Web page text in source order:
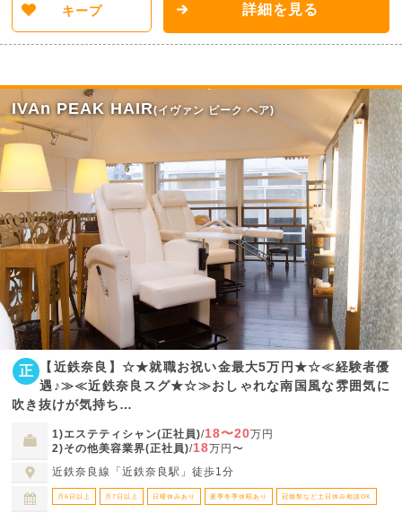
キープ 詳細を見る
IVAn PEAK HAIR(イヴァン ピーク ヘア)
正
【近鉄奈良】☆★就職お祝い金最大5万円★☆≪経験者優
遇♪≫≪近鉄奈良スグ★☆≫おしゃれな南国風な雰囲気に
吹き抜けが気持ち…
1)エステティシャン(正社員)/18〜20万円
2)その他美容業界(正社員)/18万円〜
近鉄奈良線「近鉄奈良駅」徒歩1分
月6日以上 月7日以上 日曜休みあり 夏季冬季休暇あり 冠婚祭など土日休み相談OK